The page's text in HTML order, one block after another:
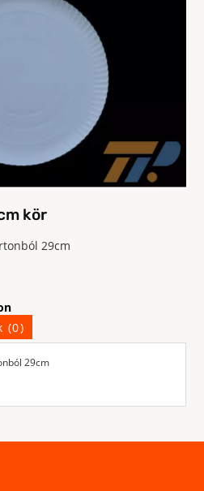
kör
29cm
(0)
29cm